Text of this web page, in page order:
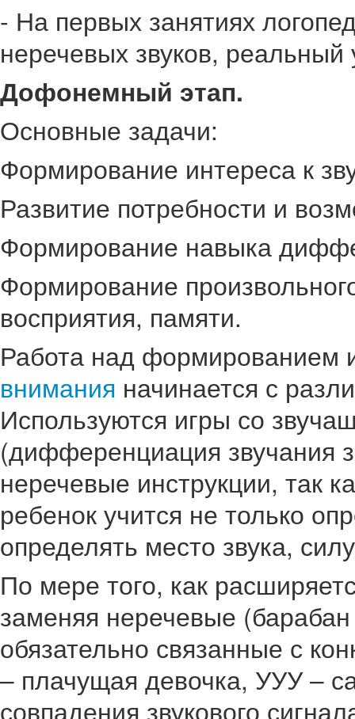
- На первых занятиях
неречевых звуков,
Дофонемный этап.
Основные задачи:
Формирование интереса к
Развитие потребности и
Формирование навыка
Формирование
восприятия, памяти.
Работа над формированием
внимания начинается с
Используются игры со
(дифференциация звучания
неречевые инструкции, так
ребенок учится не только
определять место звука,
По мере того, как
заменяя неречевые
обязательно связанные с
– плачущая девочка, УУУ –
совпадения звукового